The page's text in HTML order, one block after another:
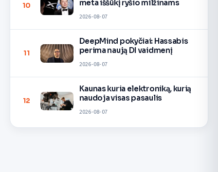
10
meta iššūkį ryšio milžinams
2026-08-07
11
DeepMind pokyčiai: Hassabis
perima naują DI vaidmenį
2026-08-07
12
Kaunas kuria elektroniką, kurią
naudoja visas pasaulis
2026-08-07